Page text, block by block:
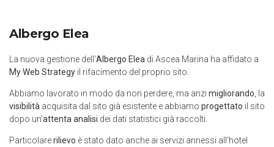
Albergo Elea
La nuova gestione dell’Albergo Elea di Ascea Marina ha affidato a
My Web Strategy il rifacimento del proprio sito.
Abbiamo lavorato in modo da non perdere, ma anzi migliorando , la
visibilità acquisita dal sito già esistente e abbiamo progettato il sito
dopo un’attenta analisi dei dati statistici già raccolti.
Particolarerilievo è stato dato anche ai servizi annessi all’hotel